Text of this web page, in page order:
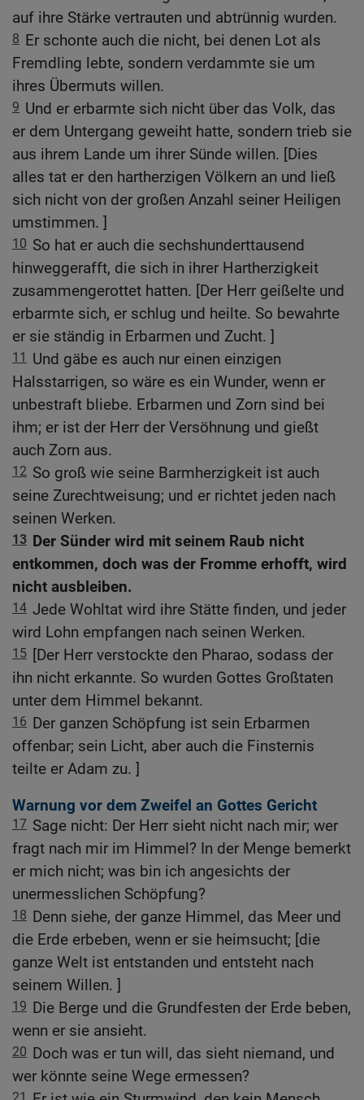
auf ihre Stärke vertrauten und abtrünnig wurden.
8 Er schonte auch die nicht, bei denen Lot als
Fremdling lebte, sondern verdammte sie um
ihres Übermuts willen.
9 Und er erbarmte sich nicht über das Volk, das
er dem Untergang geweiht hatte, sondern trieb sie
aus ihrem Lande um ihrer Sünde willen. [Dies
alles tat er den hartherzigen Völkern an und ließ
sich nicht von der großen Anzahl seiner Heiligen
umstimmen. ]
10 So hat er auch die sechshunderttausend
hinweggerafft, die sich in ihrer Hartherzigkeit
zusammengerottet hatten. [Der Herr geißelte und
erbarmte sich, er schlug und heilte. So bewahrte
er sie ständig in Erbarmen und Zucht. ]
11
Und gäbe es auch nur einen einzigen
Halsstarrigen, so wäre es ein Wunder, wenn er
unbestraft bliebe. Erbarmen und Zorn sind bei
ihm; er ist der Herr der Versöhnung und gießt
auch Zorn aus.
12 So groß wie seine Barmherzigkeit ist auch
seine Zurechtweisung; und er richtet jeden nach
seinen Werken.
13 Der Sünder wird mit seinem Raub nicht
entkommen, doch was der Fromme erhofft, wird
nicht ausbleiben.
14 Jede Wohltat wird ihre Stätte finden, und jeder
wird Lohn empfangen nach seinen Werken.
15 [Der Herr verstockte den Pharao, sodass der
ihn nicht erkannte. So wurden Gottes Großtaten
unter dem Himmel bekannt.
16 Der ganzen Schöpfung ist sein Erbarmen
offenbar; sein Licht, aber auch die Finsternis
teilte er Adam zu. ]
Warnung vor dem Zweifel an Gottes Gericht
17 Sage nicht: Der Herr sieht nicht nach mir; wer
fragt nach mir im Himmel? In der Menge bemerkt
er mich nicht; was bin ich angesichts der
unermesslichen Schöpfung?
18 Denn siehe, der ganze Himmel, das Meer und
die Erde erbeben, wenn er sie heimsucht; [die
ganze Welt ist entstanden und entsteht nach
seinem Willen. ]
19 Die Berge und die Grundfesten der Erde beben,
wenn er sie ansieht.
20 Doch was er tun will, das sieht niemand, und
wer könnte seine Wege ermessen?